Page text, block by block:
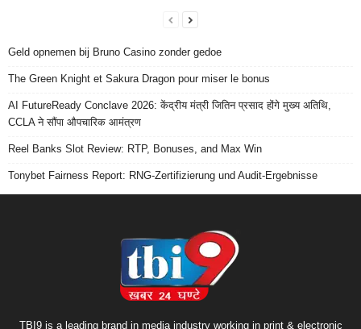
Geld opnemen bij Bruno Casino zonder gedoe
The Green Knight et Sakura Dragon pour miser le bonus
AI FutureReady Conclave 2026: केंद्रीय मंत्री जितिन प्रसाद होंगे मुख्य अतिथि,
CCLA ने सौंपा औपचारिक आमंत्रण
Reel Banks Slot Review: RTP, Bonuses, and Max Win
Tonybet Fairness Report: RNG-Zertifizierung und Audit-Ergebnisse
TBI9 is a leading brand in media industry working in print & electronic